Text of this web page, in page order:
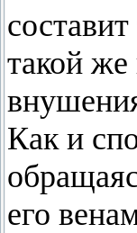
такой
Как и
его